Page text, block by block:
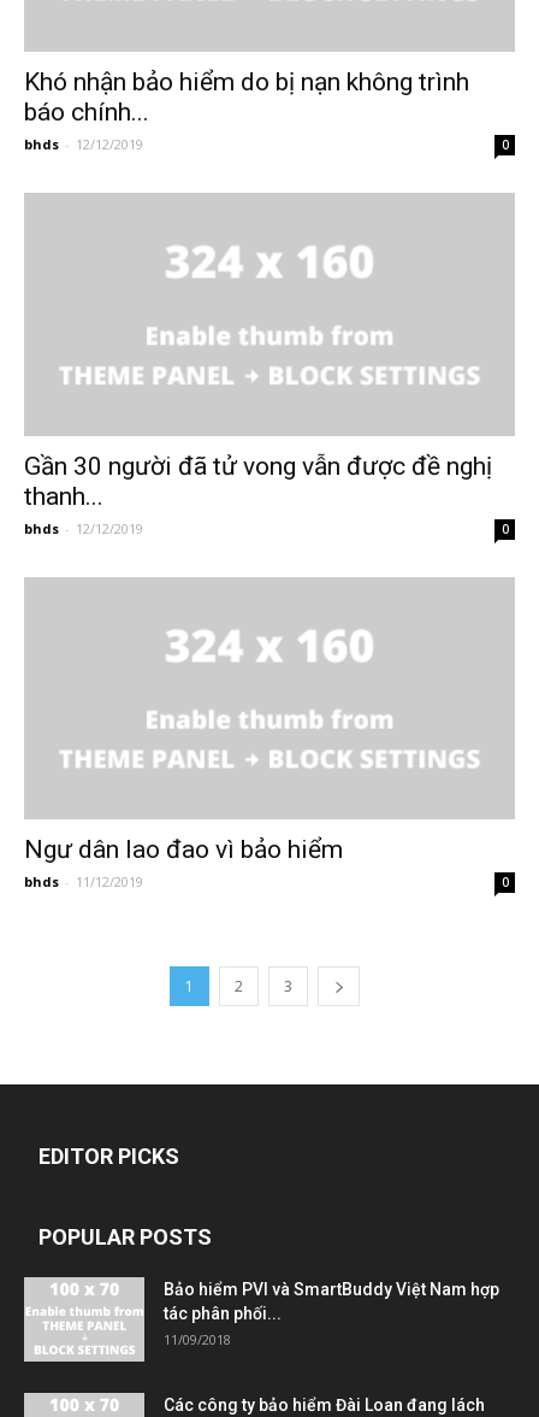
Khó nhận bảo hiểm do bị nạn không trình
báo chính...
bhds - 12/12/2019 0
Gần 30 người đã tử vong vẫn được đề nghị
thanh...
bhds - 12/12/2019 0
Ngư dân lao đao vì bảo hiểm
bhds - 11/12/2019 0
1 2 3
EDITOR PICKS
POPULAR POSTS
Bảo hiểm PVI và SmartBuddy Việt Nam hợp
tác phân phối...
11/09/2018
Các công ty bảo hiểm Đài Loan đang lách